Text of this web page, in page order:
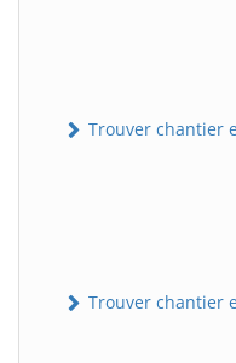
Trouver chantier
Trouver chantier